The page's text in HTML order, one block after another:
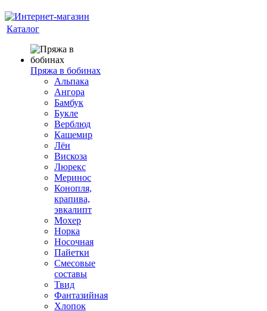
Каталог
Пряжа в бобинах
Альпака
Ангора
Бамбук
Букле
Верблюд
Кашемир
Лён
Вискоза
Люрекс
Меринос
Конопля,
крапива,
эвкалипт
Мохер
Норка
Носочная
Пайетки
Смесовые
составы
Твид
Фантазийная
Хлопок